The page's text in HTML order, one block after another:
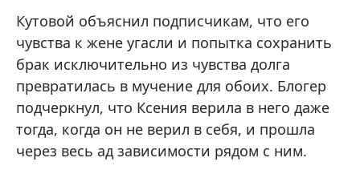
Кутовой объяснил подписчикам, что его
чувства к жене угасли и попытка сохранить
брак исключительно из чувства долга
превратилась в мучение для обоих. Блогер
подчеркнул, что Ксения верила в него даже
тогда, когда он не верил в себя, и прошла
через весь ад зависимости рядом с ним.